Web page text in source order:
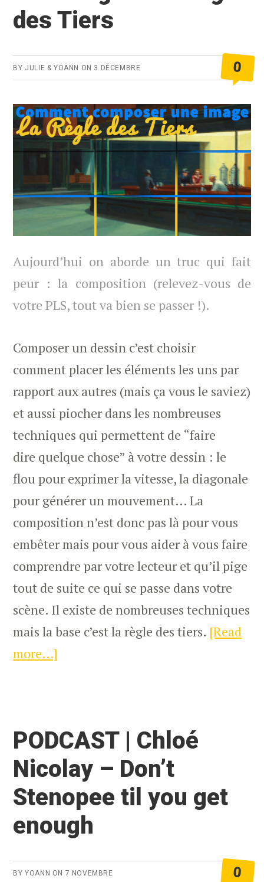
des Tiers
BYJULIE & YOANN ON 3 DÉCEMBRE 0
Aujourd’hui on aborde un truc qui fait
peur : la composition (relevez-vous de
votre PLS, tout va bien se passer !).
Composer un dessin c’est choisir
comment placer les éléments les uns par
rapport aux autres (mais ça vous le saviez)
et aussi piocher dans les nombreuses
techniques qui permettent de “faire
dire quelque chose” à votre dessin : le
flou pour exprimer la vitesse, la diagonale
pour générer un mouvement… La
composition n’est donc pas là pour vous
embêter mais pour vous aider à vous faire
comprendre par votre lecteur et qu’il pige
tout de suite ce qui se passe dans votre
scène. Il existe de nombreuses techniques
mais la base c’est la règle des tiers. [Read
more…]
image
–
Règle
des
PODCAST | Chloé
Nicolay – Don’t
Stenopee til you get
enough
BYYOANN ON 7 NOVEMBRE 0